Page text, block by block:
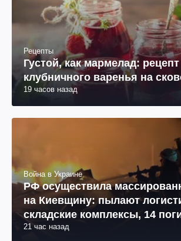
Рецепты
Густой, как мармелад: рецепт
клубничного варенья на
19 часов назад
Война в Украине
РФ осуществила
на Киевщину: пылают
складские комплексы, 14
раненых (фото, видео)
21 час назад